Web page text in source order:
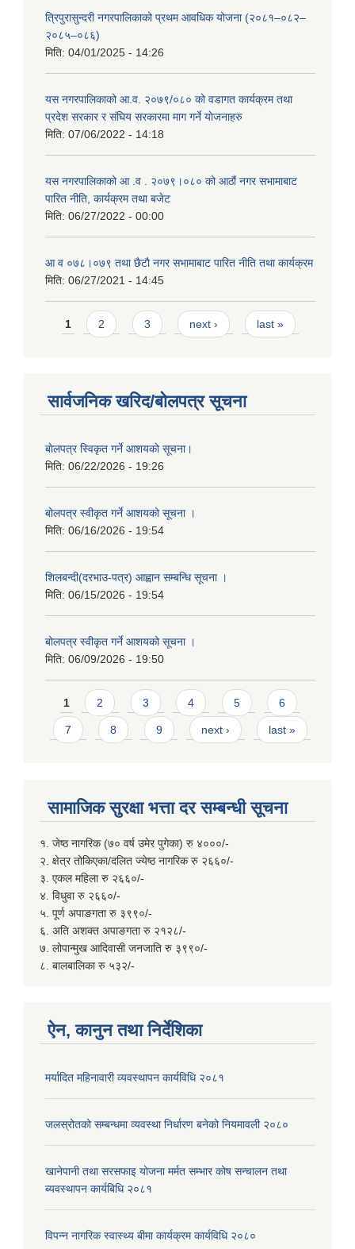
त्रिपुरासुन्दरी नगरपालिकाको प्रथम आवधिक योजना (२०८१–०८२–
२०८५–०८६)
मिति: 04/01/2025 - 14:26
यस नगरपालिकाको आ.व. २०७९/०८० को वडागत कार्यक्रम तथा
प्रदेश सरकार र संघिय सरकारमा माग गर्ने याेजनाहरु
मिति: 07/06/2022 - 14:18
यस नगरपालिकाको आ‍ .व . २०७९।०८० को आठौं नगर सभामाबाट
पारित नीति, कार्यक्रम तथा बजेट
मिति: 06/27/2022 - 00:00
आ‍ व ०७८।०७९ तथा छैटाै नगर सभामाबाट पारित नीति तथा कार्यक्रम
मिति: 06/27/2021 - 14:45
Pages
1 2 3 next › last »
सार्वजनिक खरिद/बोलपत्र सूचना
बाेलपत्र स्विकृत गर्ने आशयकाे सूचना।
मिति: 06/22/2026 - 19:26
बोलपत्र स्वीकृत गर्ने आशयको सूचना ।
मिति: 06/16/2026 - 19:54
शिलबन्दी(दरभाउ-पत्र) आह्वान सम्बन्धि सूचना ।
मिति: 06/15/2026 - 19:54
बोलपत्र स्वीकृत गर्ने आशयको सूचना ।
मिति: 06/09/2026 - 19:50
Pages
1 2 3 4 5 6
7 8 9 next › last »
सामाजिक सुरक्षा भत्ता दर सम्बन्धी सूचना
१. जेष्ठ नागरिक (७० वर्ष उमेर पुगेका) रु ४०००/-
२. क्षेत्र तोकिएका/दलित ज्येष्ठ नागरिक रु २६६०/-
३. एकल महिला रु २६६०/-
४. विधुवा रु २६६०/-
५. पूर्ण अपाङगता रु ३९९०/-
६. अति अशक्त अपाङगता रु २१२८/-
७. लोपान्मुख आदिवासी जनजाति रु ३९९०/-
८. बालबालिका रु ५३२/-
ऐन, कानुन तथा निर्देशिका
मर्यादित महिनावारी व्यवस्थापन कार्यविधि २०८१
जलस्रोतको सम्बन्धमा व्यवस्था निर्धारण बनेको नियमावली २०८०
खानेपानी तथा सरसफाइ योजना मर्मत सम्भार कोष सन्चालन तथा
ब्यवस्थापन कार्यबिधि २०८१
विपन्न नागरिक स्वास्थ्य बीमा कार्यक्रम कार्यविधि २०८०